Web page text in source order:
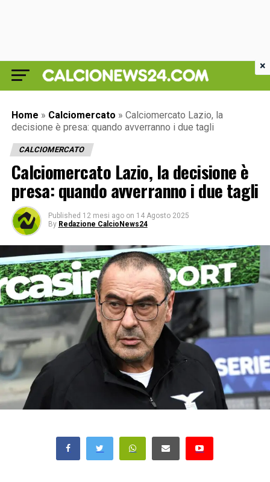
Home » Calciomercato » Calciomercato Lazio, la
decisione è presa: quando avverranno i due tagli
CALCIOMERCATO
Calciomercato Lazio, la decisione è
presa: quando avverranno i due tagli
Published 12 mesi ago on 14 Agosto 2025
By Redazione CalcioNews24
×